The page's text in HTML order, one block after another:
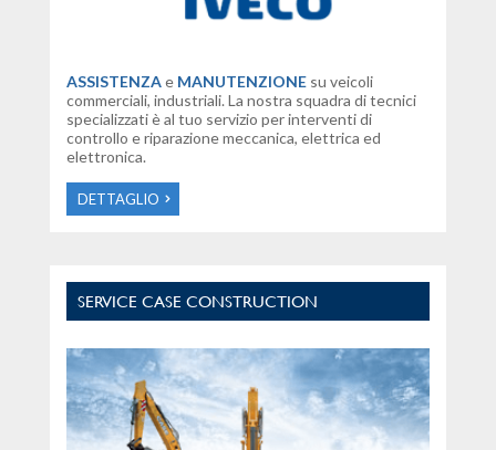
ASSISTENZAeMANUTENZIONE su veicoli
commerciali, industriali. La nostra squadra di tecnici
specializzati è al tuo servizio per interventi di
controllo e riparazione meccanica, elettrica ed
elettronica.
DETTAGLIO
SERVICE CASE CONSTRUCTION